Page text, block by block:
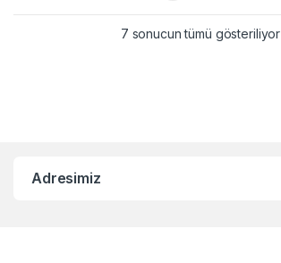
7 sonucun tümü gösteriliyor
Adresimiz